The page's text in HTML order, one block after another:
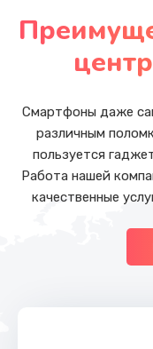
Смартфоны даже
различным
пользуется
Работа нашей
качественные